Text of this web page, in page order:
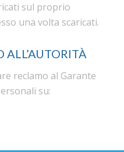
sul proprio
una volta scaricati.
reclamo al Garante
su: